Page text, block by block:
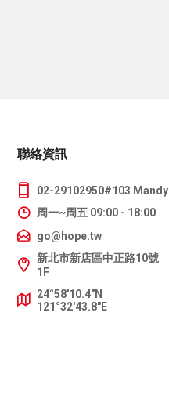
聯絡資訊
02-29102950#103 Mandy
周一~周五 09:00 - 18:00
go@hope.tw
新北市新店區中正路10號
1F
24°58'10.4"N
121°32'43.8"E